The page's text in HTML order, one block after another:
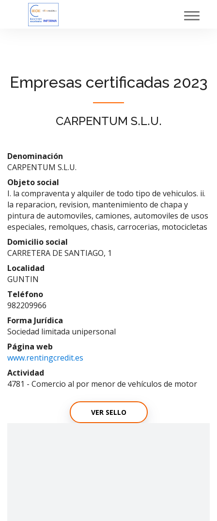
Empresas certificadas 2023
CARPENTUM S.L.U.
Denominación
CARPENTUM S.L.U.
Objeto social
I. la compraventa y alquiler de todo tipo de vehiculos. ii.
la reparacion, revision, mantenimiento de chapa y
pintura de automoviles, camiones, automoviles de usos
especiales, remolques, chasis, carrocerias, motocicletas
Domicilio social
CARRETERA DE SANTIAGO, 1
Localidad
GUNTIN
Teléfono
982209966
Forma Jurídica
Sociedad limitada unipersonal
Página web
www.rentingcredit.es
Actividad
4781 - Comercio al por menor de vehículos de motor
VER SELLO